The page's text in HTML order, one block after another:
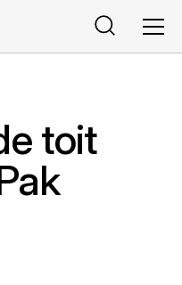
Rechercher
toit